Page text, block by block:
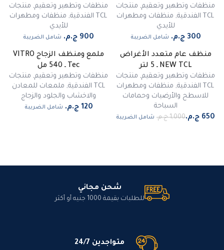
منظفات وتطهير وتعقيم, منتجات
TCL الفندقية
, منظفات ومطهرات
للأيدي
شامل الضريبة
منظفات وتطهير وتعقيم, منتجات
TCL الفندقية
, منظفات ومطهرات
للأيدي
شامل الضريبة
منظف عام متعدد الأغراض
NEW TCL ـ 5 لتر
منظفات وتطهير وتعقيم, منتجات
TCL الفندقية
, منظفات ومطهرات
للاسطح والأرضيات وحمامات
السباحة
شامل الضريبة
ملمع ومنظف الزجاج VITRO
Tec ـ 540 مل
منظفات وتطهير وتعقيم, منتجات
TCL الفندقية
, ملمعات للمعادن
والاخشاب والجلود والزجاج
شامل الضريبة
شحن مجاني
للطلبات بقيمة 1000 جنيه أو أكثر
متواجدين 24/7